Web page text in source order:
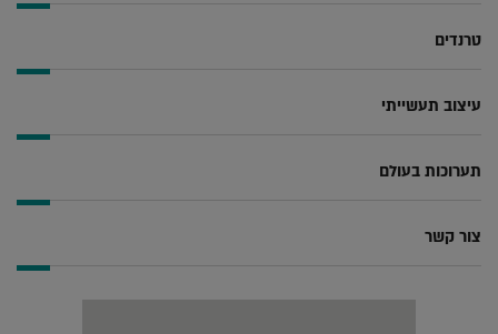
טרנדים
עיצוב תעשייתי
תערוכות בעולם
צור קשר